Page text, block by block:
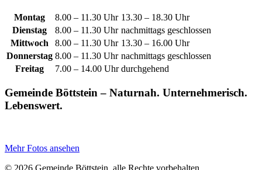
Montag 8.00 – 11.30 Uhr 13.30 – 18.30 Uhr
Dienstag
8.00 – 11.30 Uhr nachmittags geschlossen
Mittwoch
8.00 – 11.30 Uhr 13.30 – 16.00 Uhr
Donnerstag 8.00 – 11.30 Uhr nachmittags geschlossen
Freitag
7.00 – 14.00 Uhr durchgehend
Gemeinde Böttstein – Naturnah. Unternehmerisch.
Lebenswert.
Mehr Fotos ansehen